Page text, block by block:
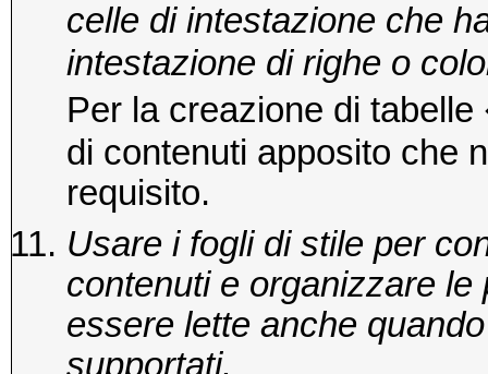
celle di intestazione che
intestazione di righe o
Per la creazione di
di contenuti apposito che
requisito.
Usare i fogli di stile per
contenuti e organizzare
essere lette anche
supportati.